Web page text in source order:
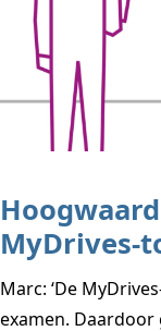
MyDrives-
Marc: ‘De
examen. Daardoor